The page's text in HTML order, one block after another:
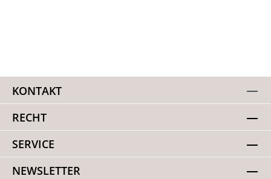
KONTAKT
RECHT
SERVICE
NEWSLETTER